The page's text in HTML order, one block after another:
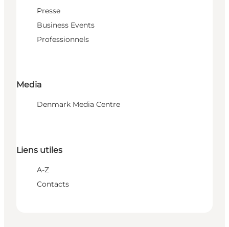
Presse
Business Events
Professionnels
Media
Denmark Media Centre
Liens utiles
A-Z
Contacts